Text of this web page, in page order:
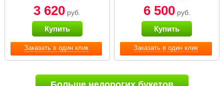
Заказать в один клик
3 620 руб.
Купить
Заказать в один клик
6 500руб.
Купить